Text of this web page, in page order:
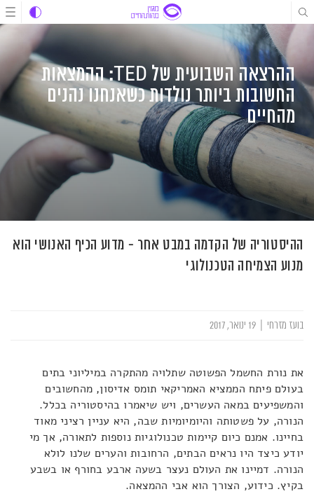
דלג
לתוכן
דלג
דלג
לניווט
ההרצאה השבועית של TED: ההמצאות
החשובות ביותר נולדות כשאנחנו נהנים
מהחיים
ההיסטוריה של הקדמה במבט אחר - מדוע הכיף האנושי הוא
מנוע הצמיחה הטכנולוגי
בועז מזרחי
את נורת החשמל הפשוטה שתלויה מהתקרה במיליוני בתים
בעולם פיתח הממציא האמריקאי תומס אדיסון, מהחשובים
והמשפיעים במאה העשרים, ויש שיאמרו בהיסטוריה בכלל.
הנורה, על פשטותה והיומיומיות שבה, היא עניין רציני מאוד
בחיינו. אמנם כיום קיימות טכנולוגיות נוספות לתאורה, אך מי
יודע כיצד היו נראים הבתים, הרחובות והערים שלנו לולא
הנורה. דמיינו את העולם נעצר בשעה ארבע בחורף או בשבע
בקיץ. כידוע, הצורך הוא אבי ההמצאה.